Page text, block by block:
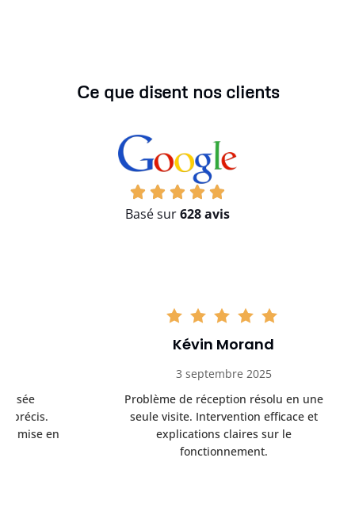
Ce que disent nos clients
Basé sur628 avis
Kévin Morand
3 septembre 2025
Problème de réception résolu en une
seule visite. Intervention efficace et
explications claires sur le
fonctionnement.